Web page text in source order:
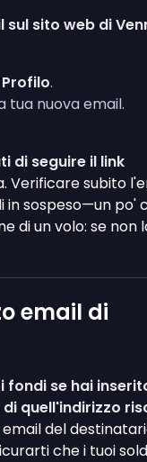
sito web di
Profilo.
tua nuova email.
di seguire il link
Verificare subito
sospeso—un po'
di un volo: se non
email di
fondi se hai
quell'indirizzo
del
che i tuoi